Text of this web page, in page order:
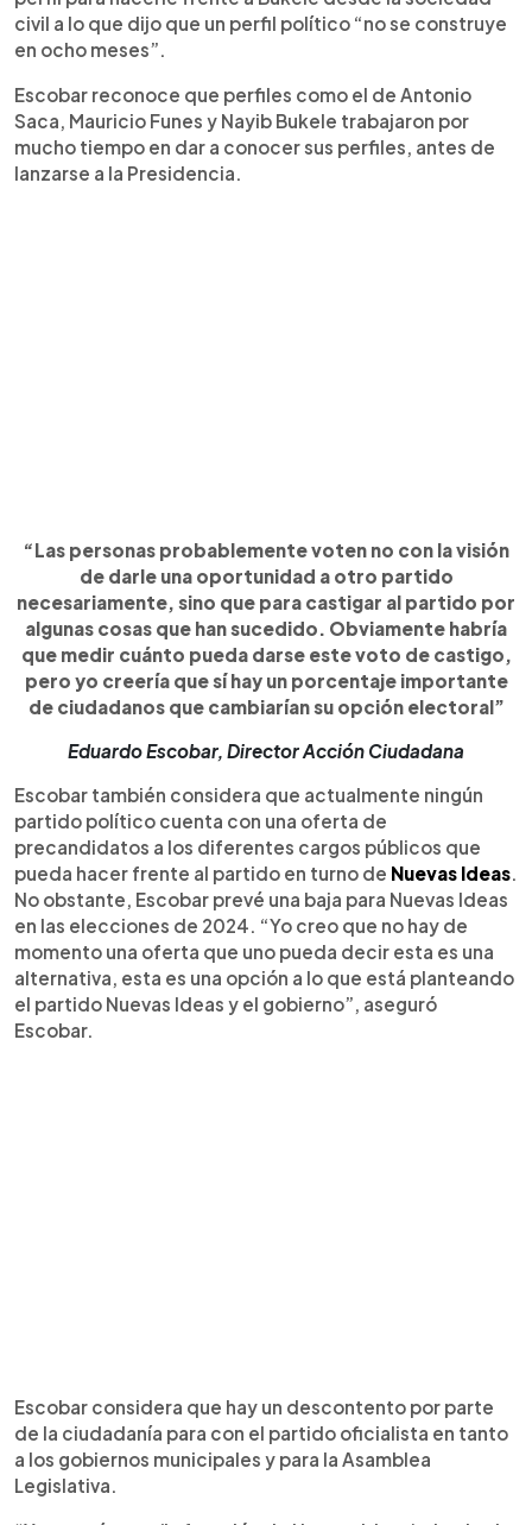
civil a lo que dijo que un perfil político “no se construye
en ocho meses”.
Escobar reconoce que perfiles como el de Antonio
Saca, Mauricio Funes y Nayib Bukele trabajaron por
mucho tiempo en dar a conocer sus perfiles, antes de
lanzarse a la Presidencia.
“Las personas probablemente voten no con la visión
de darle una oportunidad a otro partido
necesariamente, sino que para castigar al partido por
algunas cosas que han sucedido. Obviamente habría
que medir cuánto pueda darse este voto de castigo,
pero yo creería que sí hay un porcentaje importante
de ciudadanos que cambiarían su opción electoral”
Eduardo Escobar, Director Acción Ciudadana
Escobar también considera que actualmente ningún
partido político cuenta con una oferta de
precandidatos a los diferentes cargos públicos que
pueda hacer frente al partido en turno de Nuevas Ideas.
No obstante, Escobar prevé una baja para Nuevas Ideas
en las elecciones de 2024. “Yo creo que no hay de
momento una oferta que uno pueda decir esta es una
alternativa, esta es una opción a lo que está planteando
el partido Nuevas Ideas y el gobierno”, aseguró
Escobar.
Escobar considera que hay un descontento por parte
de la ciudadanía para con el partido oficialista en tanto
a los gobiernos municipales y para la Asamblea
Legislativa.